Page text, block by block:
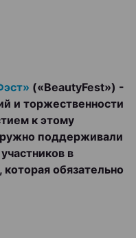
(«BeautyFest») -
и торжественности
к этому
поддерживали
в
обязательно